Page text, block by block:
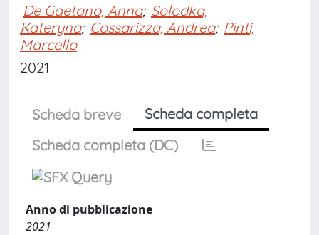
De Gaetano, Anna; Solodka,
Kateryna; Cossarizza, Andrea; Pinti,
Marcello
2021
Scheda breve
Scheda completa
Scheda completa (DC)
Anno di pubblicazione
2021